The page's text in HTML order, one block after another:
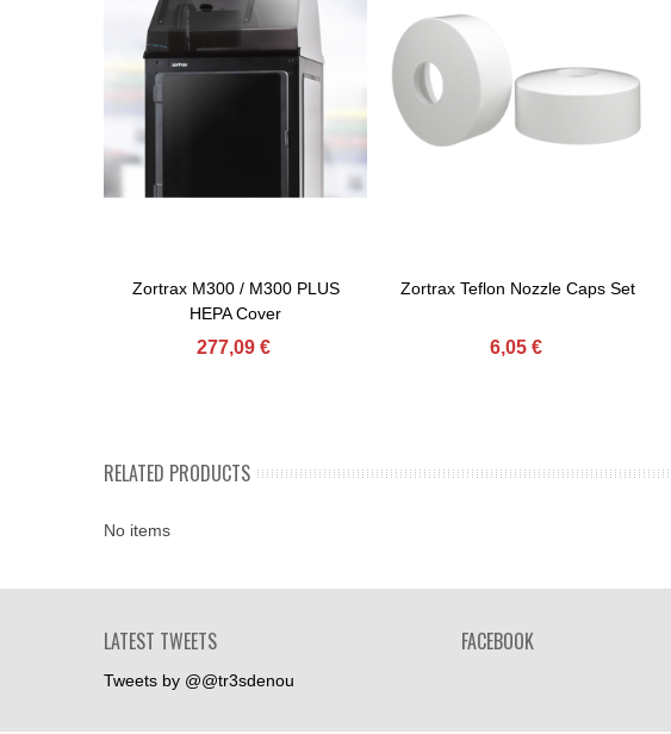
Afegir Al Carret
Zortrax M300 / M300 PLUS
HEPA Cover
277,09 €
Afegir Al Carret
Zortrax Teflon Nozzle Caps Set
6,05 €
RELATED PRODUCTS
No items
LATEST TWEETS
Tweets by @@tr3sdenou
FACEBOOK